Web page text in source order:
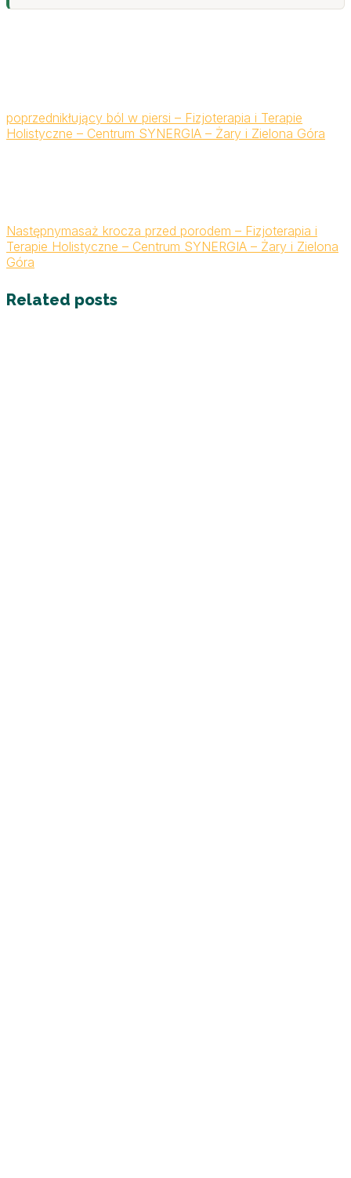
poprzednikłujący ból w piersi – Fizjoterapia i Terapie
Holistyczne – Centrum SYNERGIA – Żary i Zielona Góra
Następnymasaż krocza przed porodem – Fizjoterapia i
Terapie Holistyczne – Centrum SYNERGIA – Żary i Zielona
Góra
Related posts